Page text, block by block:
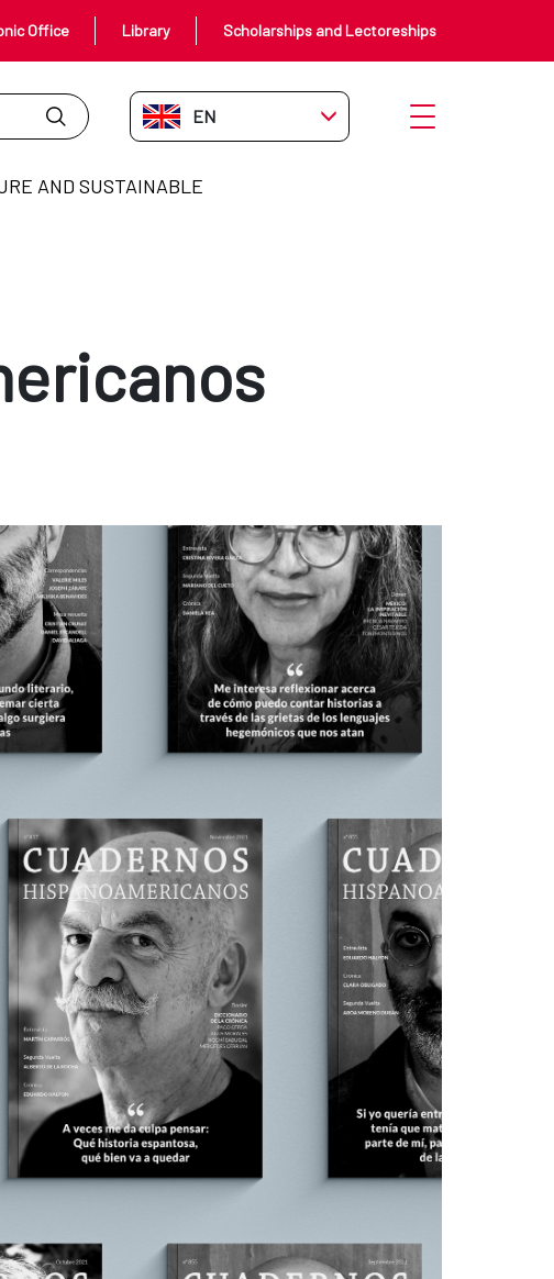
Office Library Scholarships and Lectoreships
EN-GB Open menu
AND SUSTAINABLE